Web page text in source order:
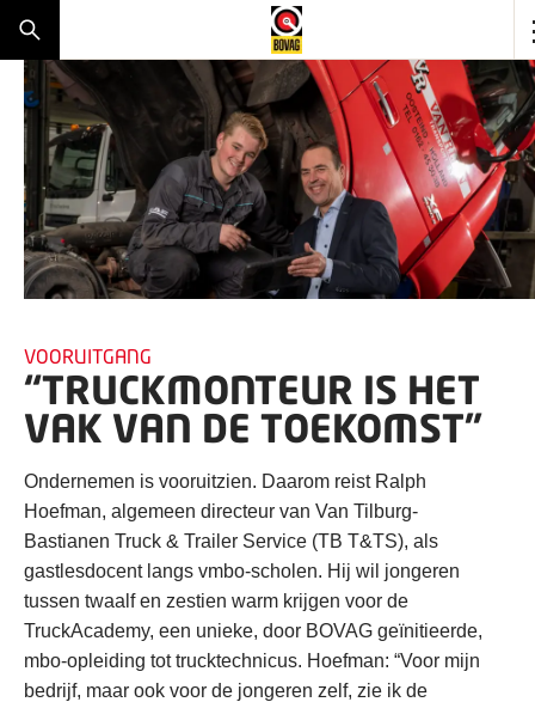
VOORUITGANG
“TRUCKMONTEUR IS HET
VAK VAN DE TOEKOMST”
Ondernemen is vooruitzien. Daarom reist Ralph
Hoefman, algemeen directeur van Van Tilburg-
Bastianen Truck & Trailer Service (TB T&TS), als
gastlesdocent langs vmbo-scholen. Hij wil jongeren
tussen twaalf en zestien warm krijgen voor de
TruckAcademy, een unieke, door BOVAG geïnitieerde,
mbo-opleiding tot trucktechnicus. Hoefman: “Voor mijn
bedrijf, maar ook voor de jongeren zelf, zie ik de